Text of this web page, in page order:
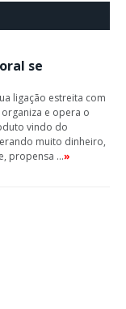
se
ligação estreita com
e opera o
vindo do
muito dinheiro,
propensa …»